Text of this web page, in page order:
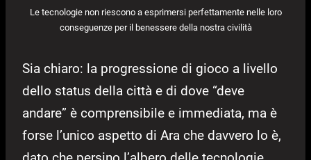
Le tecnologie non riescono a esprimersi perfettamente nelle loro
conseguenze per il benessere della nostra civilità
Sia chiaro: la progressione di gioco a livello
dello status della città e di dove “deve
andare” è comprensibile e immediata, ma è
forse l’unico aspetto di Ara che davvero lo è,